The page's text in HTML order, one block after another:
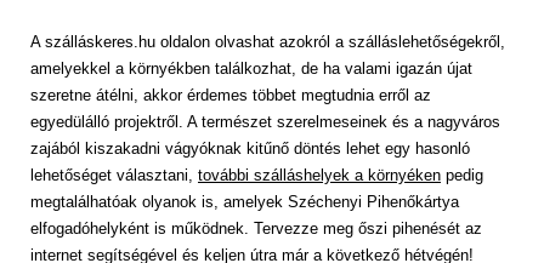
A szálláskeres.hu oldalon olvashat azokról a szálláslehetőségekről,
amelyekkel a környékben találkozhat, de ha valami igazán újat
szeretne átélni, akkor érdemes többet megtudnia erről az
egyedülálló projektről. A természet szerelmeseinek és a nagyváros
zajából kiszakadni vágyóknak kitűnő döntés lehet egy hasonló
lehetőséget választani, további szálláshelyek a környéken pedig
megtalálhatóak olyanok is, amelyek Széchenyi Pihenőkártya
elfogadóhelyként is működnek. Tervezze meg őszi pihenését az
internet segítségével és keljen útra már a következő hétvégén!